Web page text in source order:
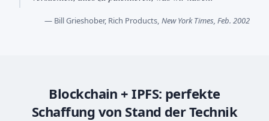
— Bill Grieshober, Rich Products, New York Times, Feb. 2002
Blockchain + IPFS: perfekte
Schaffung von Stand der Technik